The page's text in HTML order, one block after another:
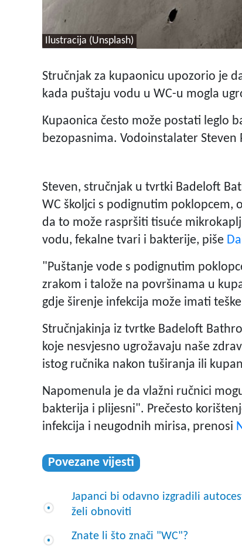
Ilustracija (Unsplash)
Stručnjak za kupaonicu upozorio je
kada puštaju vodu u WC-u mogla
Kupaonica često može postati leglo
bezopasnima. Vodoinstalater
Steven, stručnjak u tvrtki Badeloft
WC školjci s podignutim poklopcem,
da to može raspršiti tisuće
vodu, fekalne tvari i bakterije, piše
"Puštanje vode s podignutim
zrakom i talože na površinama u
gdje širenje infekcija može imati
Stručnjakinja iz tvrtke Badeloft
koje nesvjesno ugrožavaju naše
istog ručnika nakon tuširanja ili
Napomenula je da vlažni ručnici
bakterija i plijesni". Prečesto
infekcija i neugodnih mirisa, prenosi
Povezane vijesti
Japanci bi odavno izgradili
želi obnoviti
Znate li što znači "WC"?